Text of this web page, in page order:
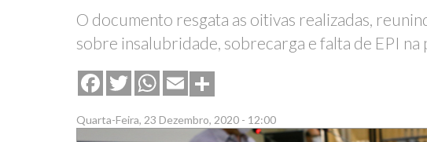
O documento resgata as oitivas realizadas,
sobre insalubridade, sobrecarga e falta de EPI na
FacebookTwitterWhatsApp
Email
Quarta-Feira, 23 Dezembro, 2020 - 12:00